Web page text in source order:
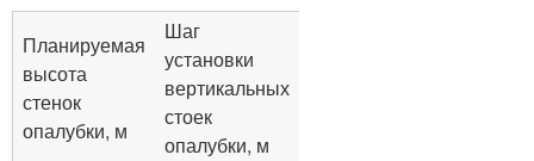
Планируемая
высота
стенок
опалубки, м
Шаг
установки
вертикальных
стоек
опалубки, м